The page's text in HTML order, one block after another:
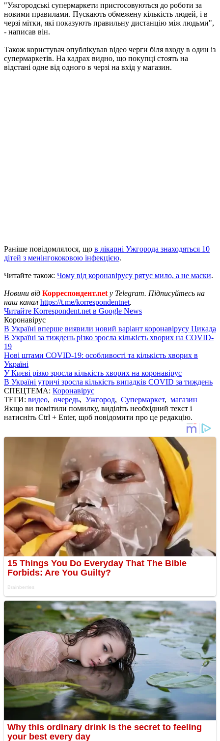
"Ужгородські супермаркети пристосовуються до роботи за
новими правилами. Пускають обмежену кількість людей, і в
черзі мітки, які показують правильну дистанцію між людьми",
- написав він.
Також користувач опублікував відео черги біля входу в один із
супермаркетів. На кадрах видно, що покупці стоять на
відстані одне від одного в черзі на вхід у магазин.
Раніше повідомлялося, що в лікарні Ужгорода знаходяться 10
дітей з менінгококовою інфекцією.
Читайте також: Чому від коронавірусу рятує мило, а не маски.
Новини від Корреспондент.net у Telegram. Підписуйтесь на
наш канал https://t.me/korrespondentnet.
Читайте Korrespondent.net в Google News
Коронавірус
В Україні вперше виявили новий варіант коронавірусу Цикада
В Україні за тиждень різко зросла кількість хворих на COVID-
19
Нові штами COVID-19: особливості та кількість хворих в
Україні
У Києві різко зросла кількість хворих на коронавірус
В Україні утричі зросла кількість випадків COVID за тиждень
СПЕЦТЕМА: Коронавірус
ТЕГИ: видео, очередь, Ужгород, Супермаркет, магазин
Якщо ви помітили помилку, виділіть необхідний текст і
натисніть Ctrl + Enter, щоб повідомити про це редакцію.